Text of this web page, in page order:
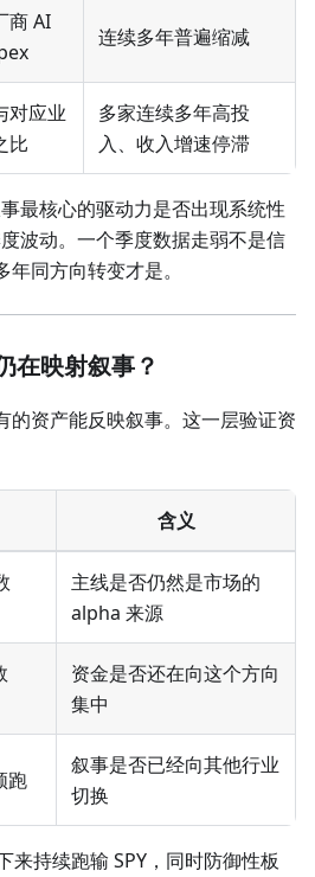
商 AI
连续多年普遍缩减
对应业
比
多家连续多年高投
入、收入增速停滞
最核心的驱动力是否出现系统性
波动。一个季度数据走弱不是信
同方向转变才是。
在映射叙事？
的资产能反映叙事。这一层验证资
含义
主线是否仍然是市场的
alpha 来源
资金是否还在向这个方向
集中
跑
叙事是否已经向其他行业
切换
来持续跑输 SPY，同时防御性板